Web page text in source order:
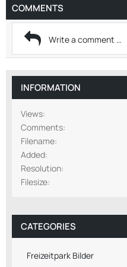
COMMENTS
INFORMATION
Views
Comments
Filename
Added
Resolution
Filesize
CATEGORIES
Freizeitpark Bilder